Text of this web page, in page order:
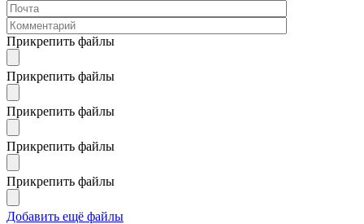
Прикрепить файлы
Прикрепить файлы
Прикрепить файлы
Прикрепить файлы
Прикрепить файлы
Добавить ещё файлы